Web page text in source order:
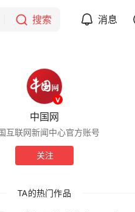
搜索 消息
中国网
互联网新闻中心官方账号
关注
TA的热门作品